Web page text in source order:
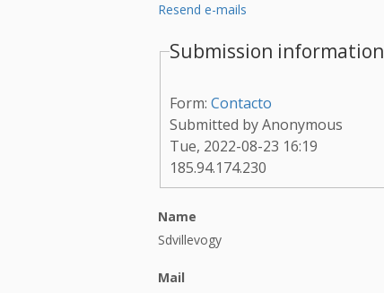
Resend e-mails
Submission information
Form: Contacto
Submitted byAnonymous
Tue, 2022-08-23 16:19
185.94.174.230
Name
Sdvillevogy
Mail